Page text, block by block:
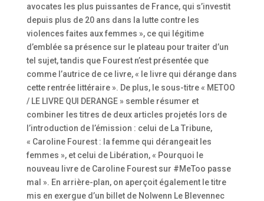
avocates les plus puissantes de France, qui s’investit
depuis plus de 20 ans dans la lutte contre les
violences faites aux femmes », ce qui légitime
d’emblée sa présence sur le plateau pour traiter d’un
tel sujet, tandis que Fourest n’est présentée que
comme l’autrice de ce livre, « le livre qui dérange dans
cette rentrée littéraire ». De plus, le sous-titre « METOO
/ LE LIVRE QUI DERANGE » semble résumer et
combiner les titres de deux articles projetés lors de
l’introduction de l’émission : celui de La Tribune,
« Caroline Fourest : la femme qui dérangeait les
femmes », et celui de Libération, « Pourquoi le
nouveau livre de Caroline Fourest sur #MeToo passe
mal ». En arrière-plan, on aperçoit également le titre
mis en exergue d’un billet de Nolwenn Le Blevennec